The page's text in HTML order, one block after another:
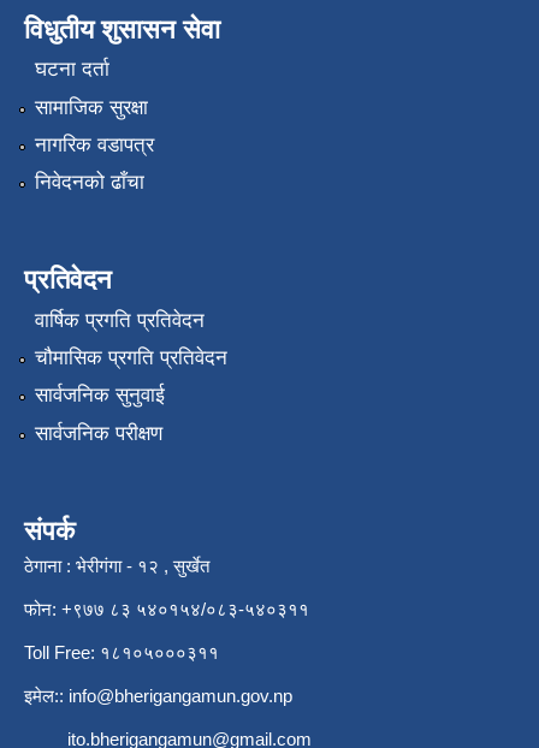
विधुतीय शुसासन सेवा
घटना दर्ता
सामाजिक सुरक्षा
नागरिक वडापत्र
निवेदनको ढाँचा
प्रतिवेदन
वार्षिक प्रगति प्रतिवेदन
चौमासिक प्रगति प्रतिवेदन
सार्वजनिक सुनुवाई
सार्वजनिक परीक्षण
संपर्क
ठेगाना : भेरीगंगा - १२ , सुर्खेत
फोन: +९७७ ८३ ५४०१५४/०८३-५४०३११
Toll Free: १८१०५०००३११
इमेल:: info@bherigangamun.gov.np
ito.bherigangamun@gmail.com